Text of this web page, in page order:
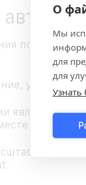
О
Мы
для
для
подходит
укладку и
является
и